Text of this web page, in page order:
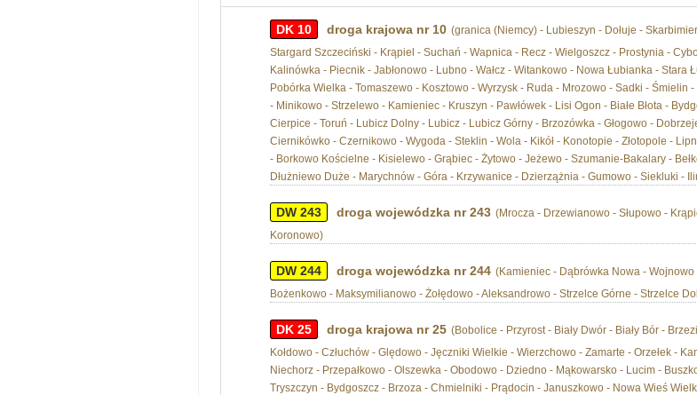
DK 10 droga krajowa nr 10 (granica (Niemcy) - Lubieszyn - Dołuje -
Stargard Szczeciński - Krąpiel - Suchań - Wapnica - Recz - Wielgoszcz - Prostynia -
Kalinówka - Piecnik - Jabłonowo - Lubno - Wałcz - Witankowo - Nowa Łubianka - Stara
Pobórka Wielka - Tomaszewo - Kosztowo - Wyrzysk - Ruda - Mrozowo - Sadki - Śmielin
- Minikowo - Strzelewo - Kamieniec - Kruszyn - Pawłówek - Lisi Ogon - Białe Błota -
Cierpice - Toruń - Lubicz Dolny - Lubicz - Lubicz Górny - Brzozówka - Głogowo -
Ciernikówko - Czernikowo - Wygoda - Steklin - Wola - Kikół - Konotopie - Złotopole -
- Borkowo Kościelne - Kisielewo - Grąbiec - Żytowo - Jeżewo - Szumanie-Bakalary -
Dłużniewo Duże - Marychnów - Góra - Krzywanice - Dzierzążnia - Gumowo - Siekluki -
DW 243 droga wojewódzka nr 243 (Mrocza - Drzewianowo - Słupowo -
Koronowo)
DW 244 droga wojewódzka nr 244 (Kamieniec - Dąbrówka Nowa -
Bożenkowo - Maksymilianowo - Żołędowo - Aleksandrowo - Strzelce Górne - Strzelce
DK 25 droga krajowa nr 25 (Bobolice - Przyrost - Biały Dwór - Biały Bór -
Kołdowo - Człuchów - Ględowo - Jęczniki Wielkie - Wierzchowo - Zamarte - Orzełek -
Niechorz - Przepałkowo - Olszewka - Obodowo - Dziedno - Mąkowarsko - Lucim -
Tryszczyn - Bydgoszcz - Brzoza - Chmielniki - Prądocin - Januszkowo - Nowa Wieś